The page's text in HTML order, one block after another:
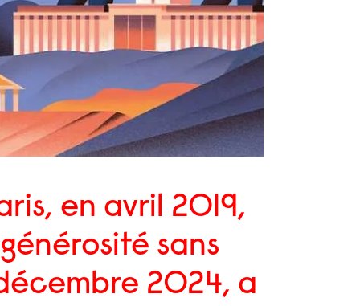
en avril 2019,
sans
2024, a